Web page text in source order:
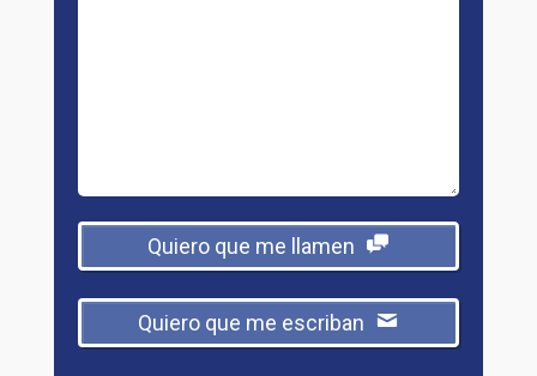
Quiero que me llamen
Quiero que me escriban